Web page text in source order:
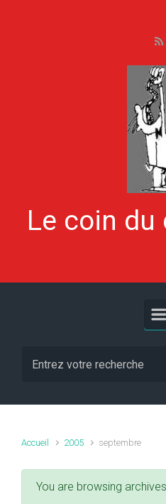
Le coin du
Accueil 2005 septembre
You are browsing